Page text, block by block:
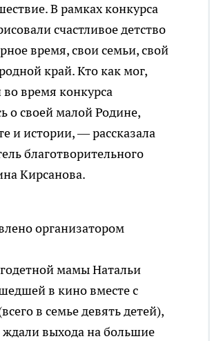
В рамках конкурса
счастливое детство
время, свои семьи, свой
край. Кто как мог,
во время конкурса
о своей малой Родине,
и истории, — рассказала
благотворительного
Кирсанова.
организатором
мамы Натальи
в кино вместе с
в семье девять детей),
выхода на большие